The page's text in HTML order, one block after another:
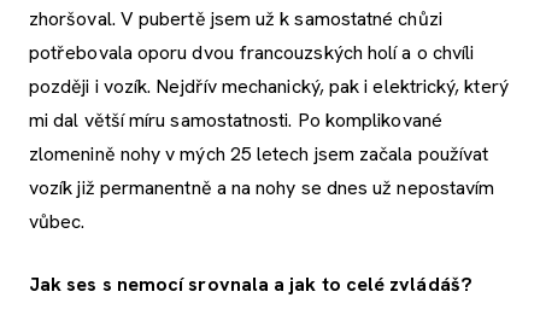
zhoršoval. V pubertě jsem už k samostatné chůzi
potřebovala oporu dvou francouzských holí a o chvíli
později i vozík. Nejdřív mechanický, pak i elektrický, který
mi dal větší míru samostatnosti. Po komplikované
zlomenině nohy v mých 25 letech jsem začala používat
vozík již permanentně a na nohy se dnes už nepostavím
vůbec.
Jak ses s nemocí srovnala a jak to celé zvládáš?